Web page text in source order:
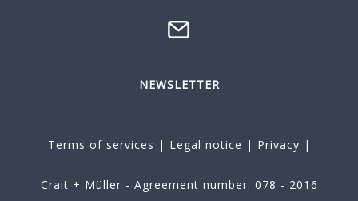
NEWSLETTER
Terms of services | Legal notice | Privacy |
Crait + Müller - Agreement number: 078 - 2016